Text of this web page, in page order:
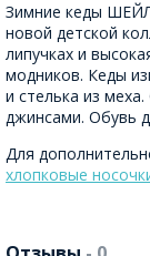
Зимние кеды
новой детской
липучках и
модников. Кеды
и стелька из
джинсами. Обувь
Для
хлопковые